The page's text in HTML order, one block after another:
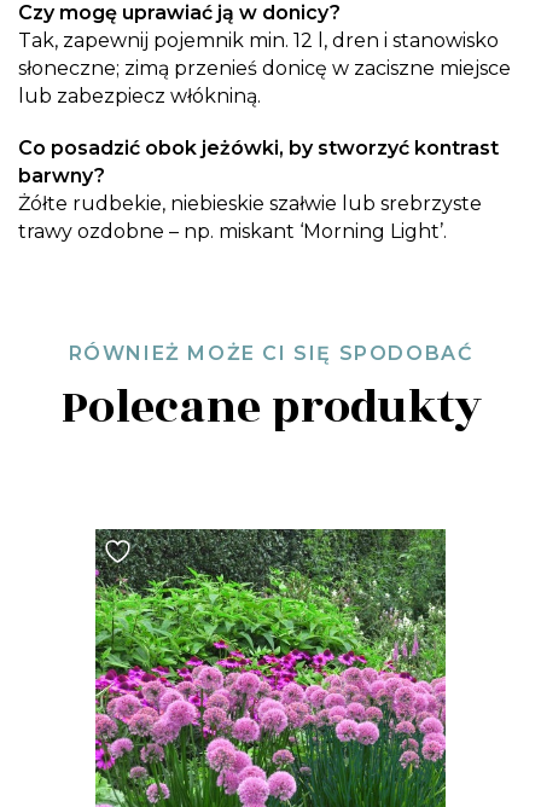
Czy mogę uprawiać ją w donicy?
Tak, zapewnij pojemnik min. 12 l, dren i stanowisko
słoneczne; zimą przenieś donicę w zaciszne miejsce
lub zabezpiecz włókniną.
Co posadzić obok jeżówki, by stworzyć kontrast
barwny?
Żółte rudbekie, niebieskie szałwie lub srebrzyste
trawy ozdobne – np. miskant ‘Morning Light’.
RÓWNIEŻ MOŻE CI SIĘ SPODOBAĆ
Polecane produkty